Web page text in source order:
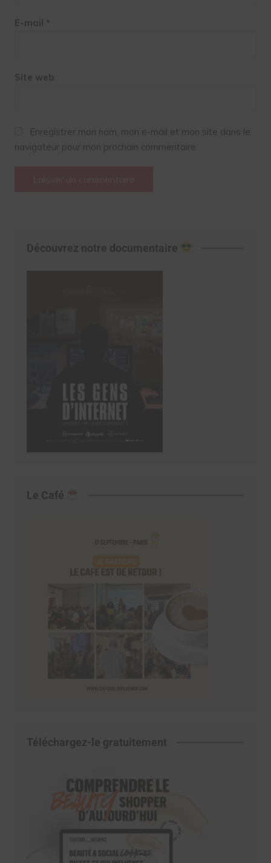
E-mail *
Site web
Enregistrer mon nom, mon e-mail et mon site dans le
navigateur pour mon prochain commentaire.
Découvrez notre documentaire
Le Café
Téléchargez-le gratuitement